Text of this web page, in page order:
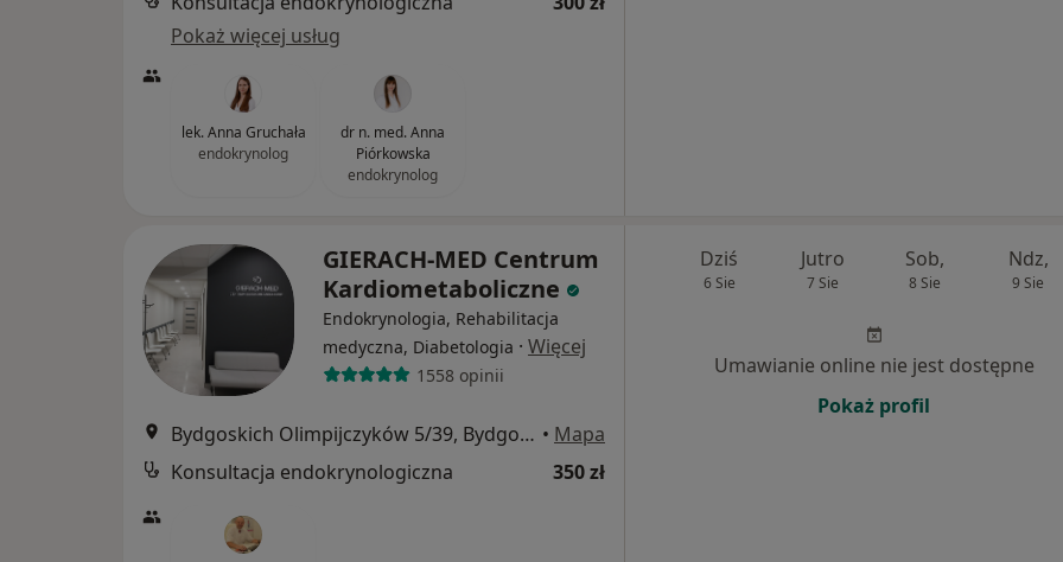
Pokaż więcej usług
lek. Anna Gruchała
endokrynolog
dr n. med. Anna
Piórkowska
endokrynolog
GIERACH-MED Centrum
Kardiometaboliczne
Endokrynologia, Rehabilitacja
medyczna, Diabetologia · Więcej
1558 opinii
Bydgoskich Olimpijczyków 5/39, Bydgoszcz • Mapa
Konsultacja endokrynologiczna
350 zł
Dziś
6 Sie
Jutro
7 Sie
Sob,
8 Sie
Ndz,
9 Sie
Umawianie online nie jest dostępne
Pokaż profil